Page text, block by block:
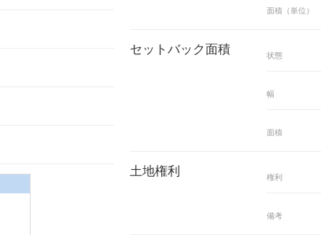
面積（単位）
セットバック面積 状態
幅
面積
土地権利 権利
備考